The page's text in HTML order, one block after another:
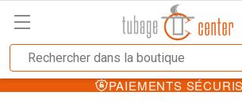
PAIEMENTS